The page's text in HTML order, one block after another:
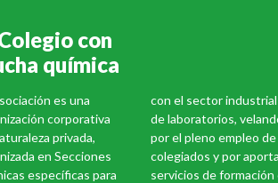
con
química
es una
corporativa
privada,
en Secciones
específicas para
con el sector
de laboratorios,
por el pleno empleo de
colegiados y por
servicios de formación